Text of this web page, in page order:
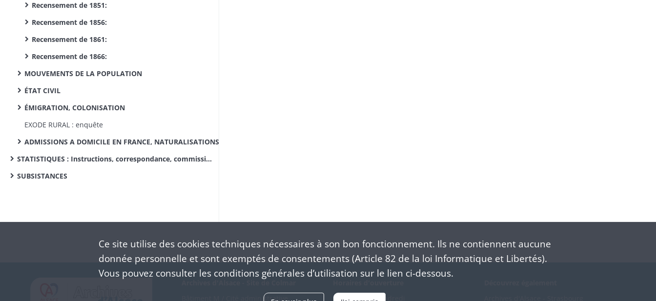
Recensement de 1851:
Recensement de 1856:
Recensement de 1861:
Recensement de 1866:
MOUVEMENTS DE LA POPULATION
ÉTAT CIVIL
ÉMIGRATION, COLONISATION
EXODE RURAL : enquête
ADMISSIONS A DOMICILE EN FRANCE, NATURALISATIONS
STATISTIQUES : Instructions, correspondance, commissions de statistique cantonale, enquêtes sur des sujets divers
SUBSISTANCES
Bâtiment M / Cité administrative
Du mardi au vendredi
Ce site utilise des cookiestechniques nécessaires à son bon fonctionnement. Ils ne contiennent aucune
donnée personnelle et sont exemptés de consentements (Article 82 de la loi Informatique et Libertés).
Vous pouvez consulter les conditions générales d’utilisation sur le lien ci-dessous.